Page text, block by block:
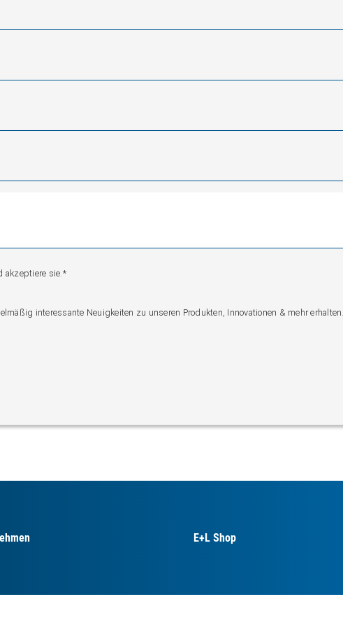
akzeptiere sie.*
interessante Neuigkeiten zu unseren Produkten, Innovationen & mehr
E+L Shop